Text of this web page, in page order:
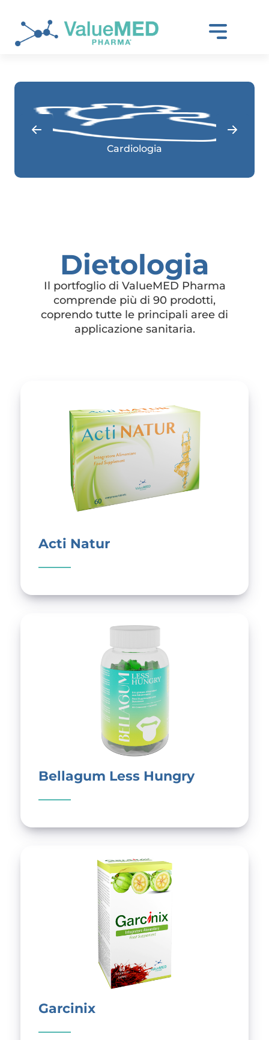
Cardiologia
Dietologia
Il portfoglio di ValueMED Pharma
comprende più di 90 prodotti,
coprendo tutte le principali aree di
applicazione sanitaria.
Acti Natur
Bellagum Less Hungry
Garcinix